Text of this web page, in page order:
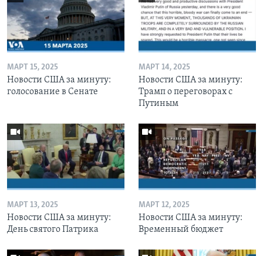
МАРТ 15, 2025
Новости США за минуту:
голосование в Сенате
МАРТ 14, 2025
Новости США за минуту:
Трамп о переговорах с
Путиным
МАРТ 13, 2025
Новости США за минуту:
День святого Патрика
МАРТ 12, 2025
Новости США за минуту:
Временный бюджет